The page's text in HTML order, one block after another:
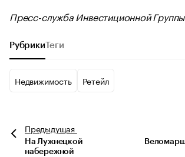
Пресс-служба Инвестиционной
Рубрики Теги
Недвижимость Ретейл
Предыдущая
На Лужнецкой
набережной